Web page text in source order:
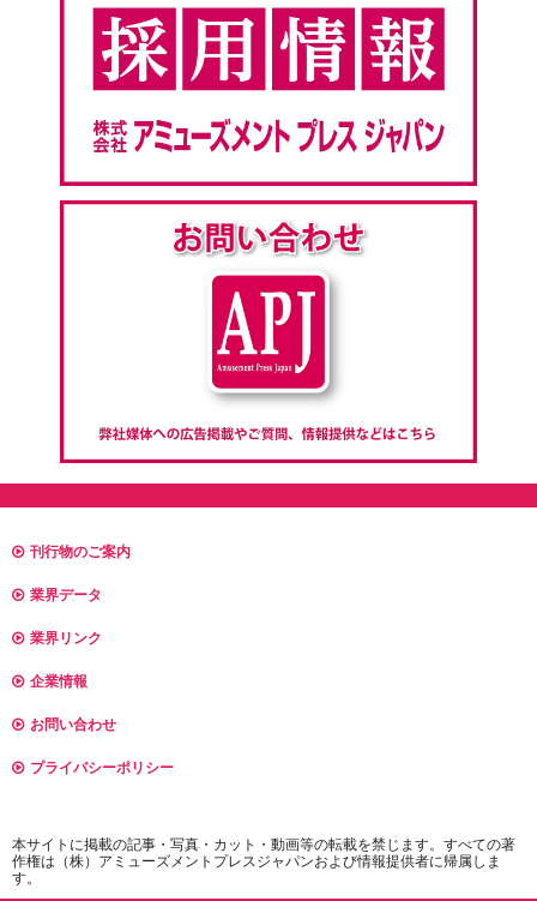
刊行物のご案内
業界データ
業界リンク
企業情報
お問い合わせ
プライバシーポリシー
本サイトに掲載の記事・写真・カット・動画等の転載を禁じます。すべての著
作権は（株）アミューズメントプレスジャパンおよび情報提供者に帰属しま
す。